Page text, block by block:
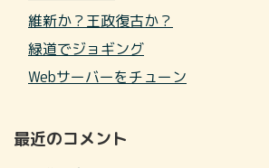
維新か？王政復古か？
緑道でジョギング
Webサーバーをチューン
最近のコメント